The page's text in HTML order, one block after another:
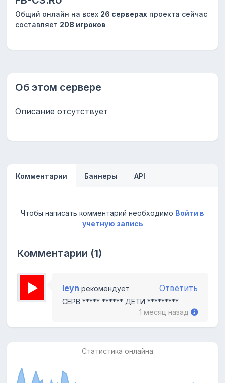
Общий онлайн на всех 26 серверах проекта сейчас
составляет 208 игроков
Об этом сервере
Описание отсутствует
Комментарии Баннеры API
Чтобы написать комментарий необходимо Войти в
учетную запись
Комментарии (1)
leyn рекомендует Ответить
СЕРВ ***** ****** ДЕТИ *********
1 месяц назад
Статистика онлайна